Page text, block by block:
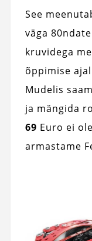
See
väga
kruvidega
õppimise
Mudelis
ja mängida
69 Euro ei
armastame